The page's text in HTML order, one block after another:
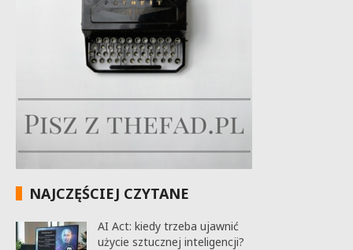
NAJCZĘŚCIEJ CZYTANE
AI Act: kiedy trzeba ujawnić
użycie sztucznej inteligencji?